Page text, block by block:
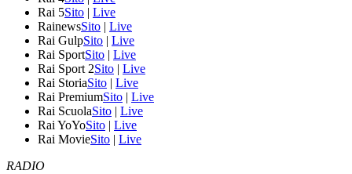
Rai 5Sito | Live
RainewsSito | Live
Rai GulpSito | Live
Rai SportSito | Live
Rai Sport 2Sito | Live
Rai StoriaSito | Live
Rai PremiumSito | Live
Rai ScuolaSito | Live
Rai YoYoSito | Live
Rai MovieSito | Live
RADIO